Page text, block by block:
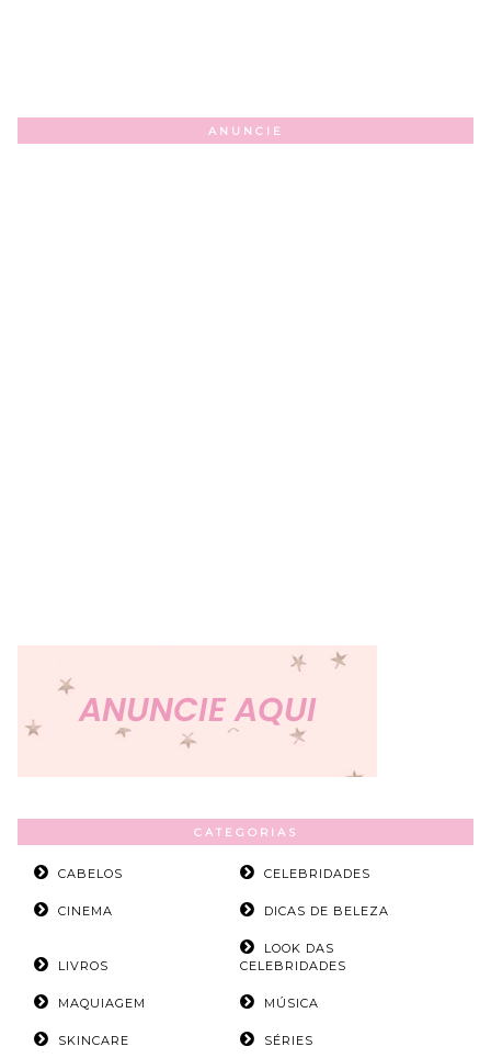
ANUNCIE
CATEGORIAS
CABELOS CELEBRIDADES
CINEMA DICAS DE BELEZA
LIVROS
LOOK DAS
CELEBRIDADES
MAQUIAGEM MÚSICA
SKINCARE SÉRIES